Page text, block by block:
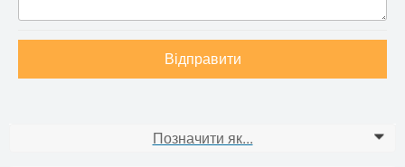
Відправити
Позначити як... 0